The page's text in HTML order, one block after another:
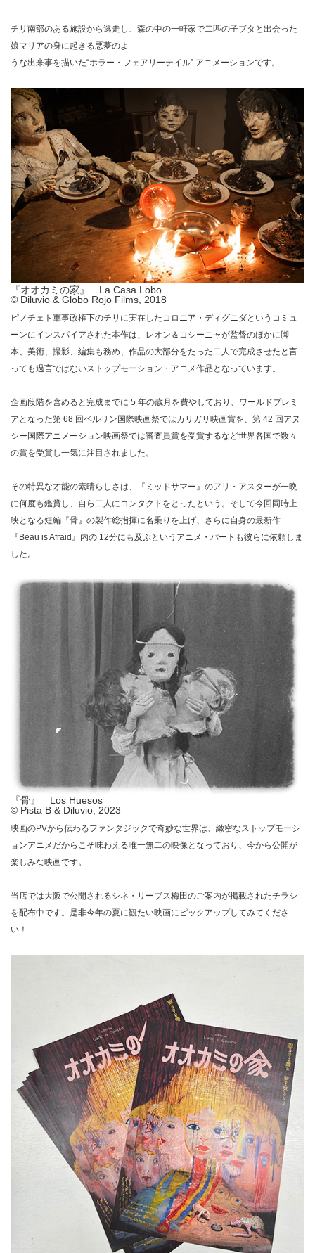
チリ南部のある施設から逃走し、森の中の一軒家で二匹の子ブタと出会った
娘マリアの身に起きる悪夢のよ
うな出来事を描いた“ホラー・フェアリーテイル” アニメーションです。
『オオカミの家』 La Casa Lobo
© Diluvio & Globo Rojo Films, 2018
ピノチェト軍事政権下のチリに実在したコロニア・ディグニダというコミュ
ーンにインスパイアされた本作は、レオン＆コシーニャが監督のほかに脚
本、美術、撮影、編集も務め、作品の大部分をたった二人で完成させたと言
っても過言ではないストップモーション・アニメ作品となっています。
企画段階を含めると完成までに 5 年の歳月を費やしており、ワールドプレミ
アとなった第 68 回ベルリン国際映画祭ではカリガリ映画賞を、第 42 回アヌ
シー国際アニメーション映画祭では審査員賞を受賞するなど世界各国で数々
の賞を受賞し一気に注目されました。
その特異な才能の素晴らしさは、『ミッドサマー』のアリ・アスターが一晩
に何度も鑑賞し、自ら二人にコンタクトをとったという。そして今回同時上
映となる短編『骨』の製作総指揮に名乗りを上げ、さらに自身の最新作
『Beau is Afraid』内の 12分にも及ぶというアニメ・パートも彼らに依頼しま
した。
『骨』 Los Huesos
© Pista B & Diluvio, 2023
映画のPVから伝わるファンタジックで奇妙な世界は、緻密なストップモーシ
ョンアニメだからこそ味わえる唯一無二の映像となっており、今から公開が
楽しみな映画です。
当店では大阪で公開されるシネ・リーブス梅田のご案内が掲載されたチラシ
を配布中です。是非今年の夏に観たい映画にピックアップしてみてくださ
い！